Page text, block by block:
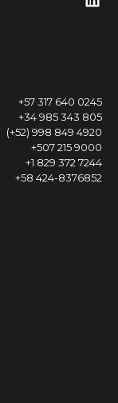
+57 317 640 0245
+34 985 343 805
(+52) 998 849 4920
+507 215 9000
+1 829 372 7244
+58 424-8376852